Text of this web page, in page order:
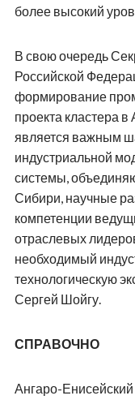
более высокий
В свою очередь
Российской
формирование
проекта кластера
является важным
индустриальной
системы,
Сибири, научные
компетенции
отраслевых
необходимый
технологическую
Сергей Шойгу.
СПРАВОЧНО
Ангаро-Енисейский